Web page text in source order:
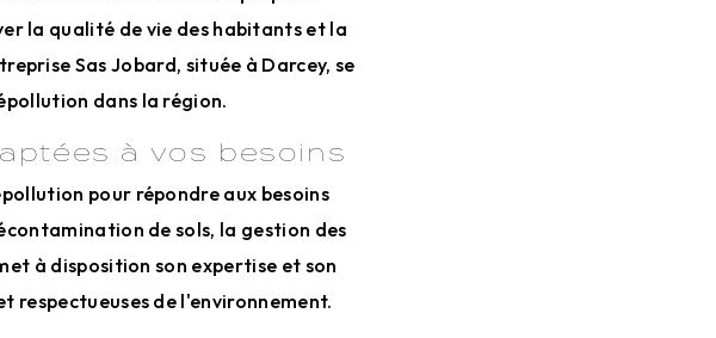
la qualité de vie des habitants et la
Sas Jobard, située à Darcey, se
dans la région.
à vos besoins
pour répondre aux besoins
de sols, la gestion des
à disposition son expertise et son
de l'environnement.